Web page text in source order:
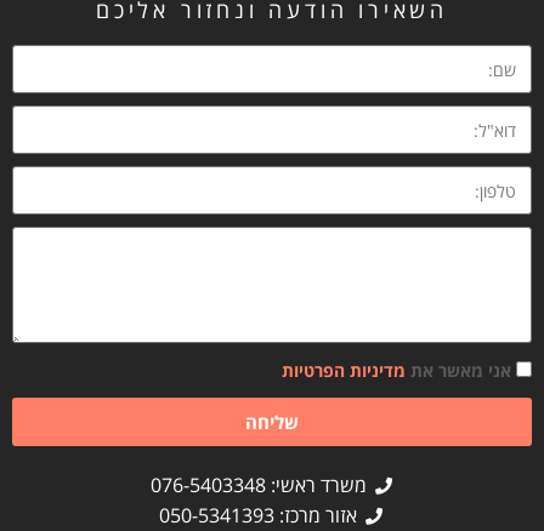
השאירו הודעה ונחזור אליכם
אני מאשר את מדיניות הפרטיות
שליחה
משרד ראשי: 076-5403348
אזור מרכז: 050-5341393